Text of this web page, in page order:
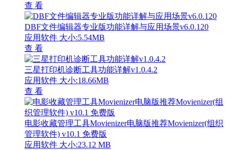
查 看
DBF文件编辑器专业版功能详解与应用场景v6.0.120
应用软件 大小:5.54MB
查 看
三星打印机诊断工具功能详解v1.0.4.2
应用软件 大小:18.66MB
查 看
电影收藏管理工具Movienizer电脑版推荐Movienizer(组织
管理软件) v10.1 免费版
应用软件 大小:23.12 MB